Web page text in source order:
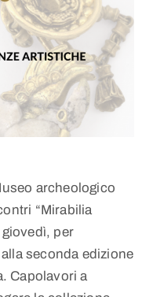
archeologico
“Mirabilia
per
seconda edizione
Capolavori a